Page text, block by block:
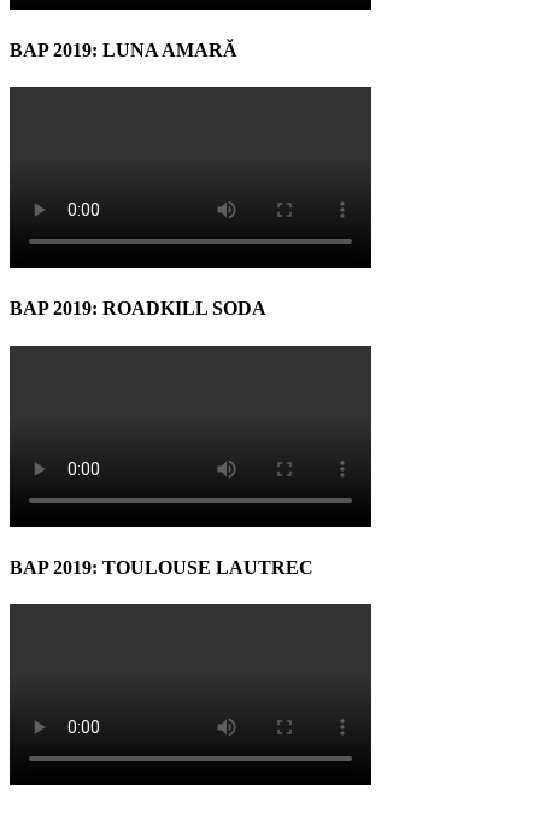
BAP 2019: LUNA AMARĂ
BAP 2019: ROADKILL SODA
BAP 2019: TOULOUSE LAUTREC